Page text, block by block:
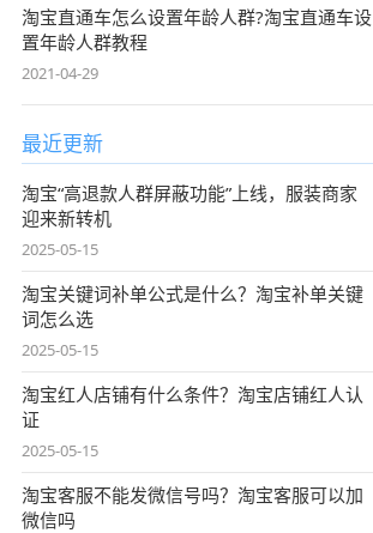
淘宝直通车怎么设置年龄人群?淘宝直通车设
置年龄人群教程
2021-04-29
最近更新
淘宝“高退款人群屏蔽功能”上线，服装商家
迎来新转机
2025-05-15
淘宝关键词补单公式是什么？淘宝补单关键
词怎么选
2025-05-15
淘宝红人店铺有什么条件？淘宝店铺红人认
证
2025-05-15
淘宝客服不能发微信号吗？淘宝客服可以加
微信吗